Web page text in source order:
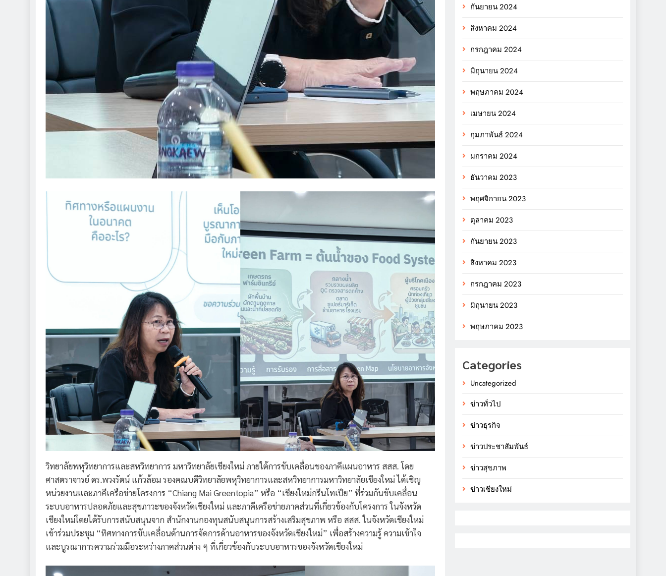
วิทยาลัยพหุวิทยาการและสหวิทยาการ มหาวิทยาลัยเชียงใหม่ ภายใต้การขับเคลื่อนของภาคีแผนอาหาร สสส. โดย
ศาสตราจารย์ ดร.พวงรัตน์ แก้วล้อม รองคณบดีวิทยาลัยพหุวิทยาการและสหวิทยาการมหาวิทยาลัยเชียงใหม่ ได้เชิญ
หน่วยงานและภาคีเครือข่ายโครงการ “Chiang Mai Greentopia” หรือ “เชียงใหม่กรีนโทเปีย” ที่ร่วมกันขับเคลื่อน
ระบบอาหารปลอดภัยและสุขภาวะของจังหวัดเชียงใหม่ และภาคีเครือข่ายภาคส่วนที่เกี่ยวข้องกับโครงการ ในจังหวัด
เชียงใหม่โดยได้รับการสนับสนุนจาก สำนักงานกองทุนสนับสนุนการสร้างเสริมสุขภาพ หรือ สสส. ในจังหวัดเชียงใหม่
เข้าร่วมประชุม “ทิศทางการขับเคลื่อนด้านการจัดการด้านอาหารของจังหวัดเชียงใหม่” เพื่อสร้างความรู้ ความเข้าใจ
และบูรณาการความร่วมมือระหว่างภาคส่วนต่าง ๆ ที่เกี่ยวข้องกับระบบอาหารของจังหวัดเชียงใหม่
กันยายน 2024
สิงหาคม 2024
กรกฎาคม 2024
มิถุนายน 2024
พฤษภาคม 2024
เมษายน 2024
กุมภาพันธ์ 2024
มกราคม 2024
ธันวาคม 2023
พฤศจิกายน 2023
ตุลาคม 2023
กันยายน 2023
สิงหาคม 2023
กรกฎาคม 2023
มิถุนายน 2023
พฤษภาคม 2023
Categories
Uncategorized
ข่าวทั่วไป
ข่าวธุรกิจ
ข่าวประชาสัมพันธ์
ข่าวสุขภาพ
ข่าวเชียงใหม่